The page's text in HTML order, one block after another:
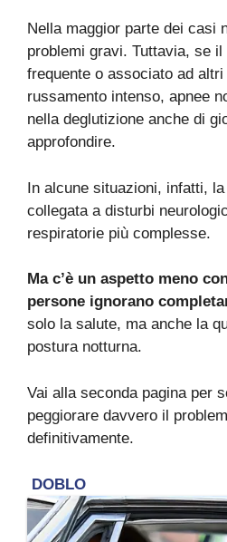
Nella maggior parte dei casi
problemi gravi. Tuttavia, se
frequente o associato ad
russamento intenso, apnee
nella deglutizione anche di
approfondire.
In alcune situazioni, infatti,
collegata a disturbi
respiratorie più complesse.
Ma c’è un aspetto meno
persone ignorano
solo la salute, ma anche la
postura notturna.
Vai alla seconda pagina per
peggiorare davvero il
definitivamente.